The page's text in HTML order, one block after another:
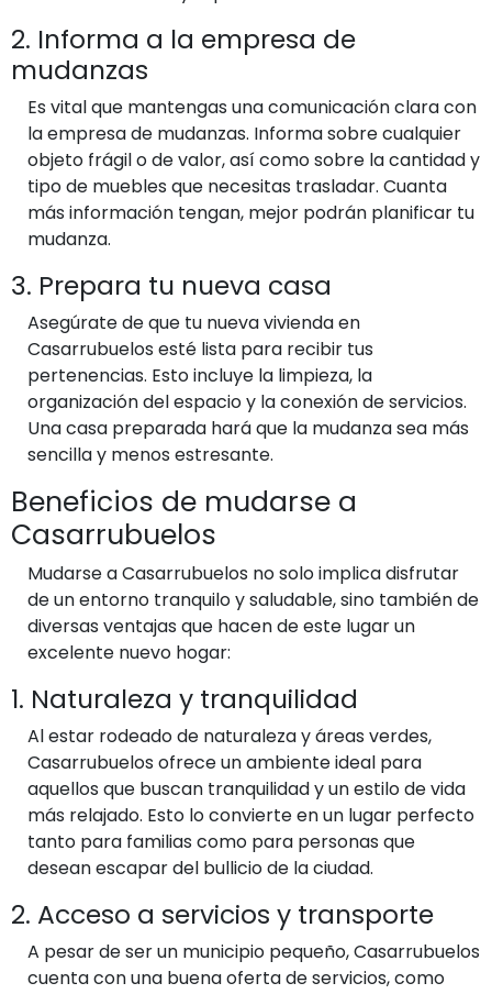
2. Informa a la empresa de
mudanzas
Es vital que mantengas una comunicación clara con
la empresa de mudanzas. Informa sobre cualquier
objeto frágil o de valor, así como sobre la cantidad y
tipo de muebles que necesitas trasladar. Cuanta
más información tengan, mejor podrán planificar tu
mudanza.
3. Prepara tu nueva casa
Asegúrate de que tu nueva vivienda en
Casarrubuelos esté lista para recibir tus
pertenencias. Esto incluye la limpieza, la
organización del espacio y la conexión de servicios.
Una casa preparada hará que la mudanza sea más
sencilla y menos estresante.
Beneficios de mudarse a
Casarrubuelos
Mudarse a Casarrubuelos no solo implica disfrutar
de un entorno tranquilo y saludable, sino también de
diversas ventajas que hacen de este lugar un
excelente nuevo hogar:
1. Naturaleza y tranquilidad
Al estar rodeado de naturaleza y áreas verdes,
Casarrubuelos ofrece un ambiente ideal para
aquellos que buscan tranquilidad y un estilo de vida
más relajado. Esto lo convierte en un lugar perfecto
tanto para familias como para personas que
desean escapar del bullicio de la ciudad.
2. Acceso a servicios y transporte
A pesar de ser un municipio pequeño, Casarrubuelos
cuenta con una buena oferta de servicios, como